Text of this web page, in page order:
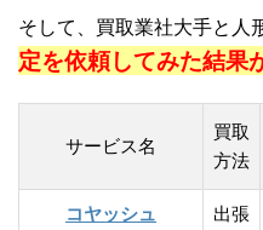
そして、買取業社大手と人
定を依頼してみた結果
サービス名
買取
方法
コヤッシュ
出張